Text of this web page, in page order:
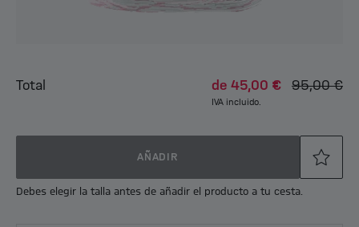
Total de 45,00 € 95,00 €
IVA incluido.
AÑADIR
Debes elegir la talla antes de añadir el producto a tu cesta.